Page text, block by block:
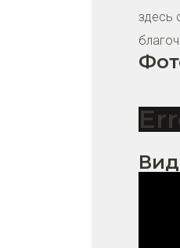
здесь